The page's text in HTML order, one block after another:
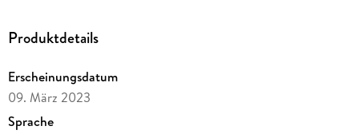
müssen. Und auch als Adrianas Mann sie nach dreißig Jahren
mit jeder Menge Pasta, pragmatischen Ratschlägen und
Barbesuchen zur Seite steht.
Ausgerechnet Teta Jeles hundertsten Geburtstag können sie
Produktdetails
Erscheinungsdatum
09. März 2023
Sprache